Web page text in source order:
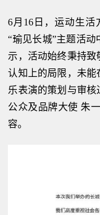
6月16日，运动生活
“瑜见长城”主题活
示，活动始终秉持
认知上的局限，未
乐表演的策划与审
公众及品牌大使 朱
容。